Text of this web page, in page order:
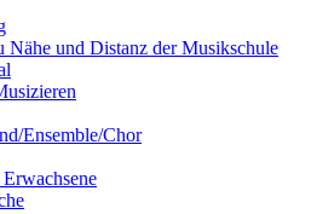
Nähe und Distanz der Musikschule
Ensemble/Chor